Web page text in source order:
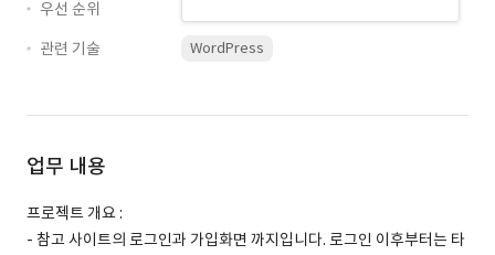
우선 순위
관련 기술
WordPress
업무 내용
프로젝트 개요 :
- 참고 사이트의 로그인과 가입화면 까지입니다. 로그인 이후부터는 타